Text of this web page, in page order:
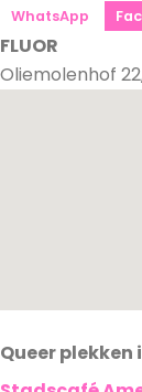
WhatsApp
FLUOR
Oliemolenhof
Queer plekken